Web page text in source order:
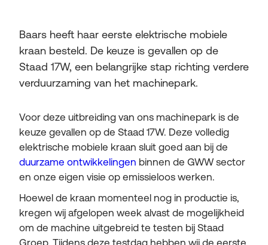
Baars heeft haar eerste elektrische mobiele
kraan besteld. De keuze is gevallen op de
Staad 17W, een belangrijke stap richting verdere
verduurzaming van het machinepark.
Voor deze uitbreiding van ons machinepark is de
keuze gevallen op de Staad 17W. Deze volledig
elektrische mobiele kraan sluit goed aan bij de
duurzame ontwikkelingen binnen de GWW sector
en onze eigen visie op emissieloos werken.
Hoewel de kraan momenteel nog in productie is,
kregen wij afgelopen week alvast de mogelijkheid
om de machine uitgebreid te testen bij Staad
Groep. Tijdens deze testdag hebben wij de eerste